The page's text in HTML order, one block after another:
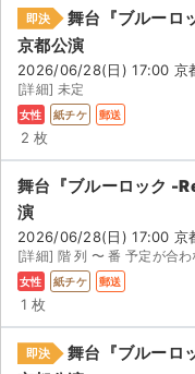
サイト情報
チケットジャム運営会社
チケットジャム利用規約
プライバシーポリシー
特定商取引法に基づく表
公演登録依頼
不正転売禁止法について
即決
舞台『ブルーロ
京都公演
2026/06/28(日) 17:00 京
[詳細] 未定
女性 紙チケ 郵送
2 枚
舞台『ブルーロック -
演
2026/06/28(日) 17:00 京
女性 紙チケ 郵送
1 枚
即決
舞台『ブルーロ